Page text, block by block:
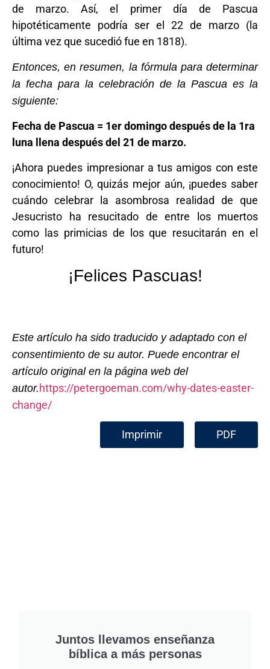
de marzo. Así, el primer día de Pascua
hipotéticamente podría ser el 22 de marzo (la
última vez que sucedió fue en 1818).
Entonces, en resumen, la fórmula para determinar
la fecha para la celebración de la Pascua es la
siguiente:
Fecha de Pascua = 1er domingo después de la 1ra
luna llena después del 21 de marzo.
¡Ahora puedes impresionar a tus amigos con este
conocimiento! O, quizás mejor aún, ¡puedes saber
cuándo celebrar la asombrosa realidad de que
Jesucristo ha resucitado de entre los muertos
como las primicias de los que resucitarán en el
futuro!
¡Felices Pascuas!
Este artículo ha sido traducido y adaptado con el
consentimiento de su autor. Puede encontrar el
artículo original en la página web del
autor. https://petergoeman.com/why-dates-easter-
change/
Imprimir PDF
Juntos llevamos enseñanza
bíblica a más personas